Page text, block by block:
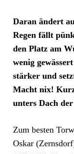
Daran ändert
Regen fällt
den Platz am
wenig
stärker und
Macht nix!
unters Dach der
Zum besten
Oskar